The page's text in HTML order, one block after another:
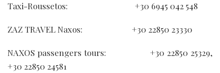
Taxi-Roussetos: +30 6945 042 548
ZAZ TRAVEL Naxos: +30 22850 23330
NAXOS passengers tours: +30 22850 25329,
+30 22850 24581